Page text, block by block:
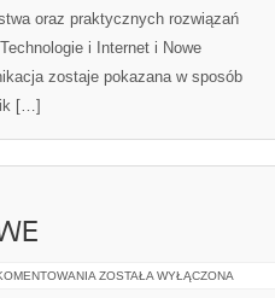
oraz praktycznych rozwiązań
i Internet i Nowe
zostaje pokazana w sposób
[…]
BIELIZNA
ZOSTAŁA WYŁĄCZONA